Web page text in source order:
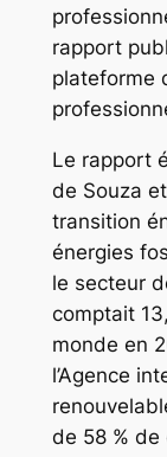
rapport
plateforme
Le rapport
de Souza
transition
énergies
le secteur
comptait
monde en
l’Agence
de 58 % de